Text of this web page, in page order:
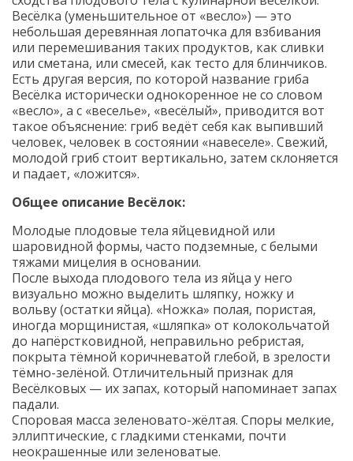
Весёлка (уменьшительное от «весло») — это
небольшая деревянная лопаточка для взбивания
или перемешивания таких продуктов, как сливки
или сметана, или смесей, как тесто для блинчиков.
Есть другая версия, по которой название гриба
Весёлка исторически однокоренное не со словом
«весло», а с «веселье», «весёлый», приводится вот
такое объяснение: гриб ведёт себя как выпивший
человек, человек в состоянии «навеселе». Свежий,
молодой гриб стоит вертикально, затем склоняется
и падает, «ложится».
Общее описание Весёлок:
Молодые плодовые тела яйцевидной или
шаровидной формы, часто подземные, с белыми
тяжами мицелия в основании.
После выхода плодового тела из яйца у него
визуально можно выделить шляпку, ножку и
вольву (остатки яйца). «Ножка» полая, пористая,
иногда морщинистая, «шляпка» от колокольчатой
до напёрстковидной, неправильно ребристая,
покрыта тёмной коричневатой глебой, в зрелости
тёмно-зелёной. Отличительный признак для
Весёлковых — их запах, который напоминает запах
падали.
Споровая масса зеленовато-жёлтая. Споры мелкие,
эллиптические, с гладкими стенками, почти
неокрашенные или зеленоватые.